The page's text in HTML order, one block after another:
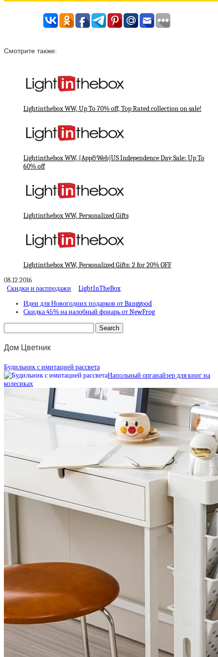
Смотрите также:
Lightinthebox WW, Up To 70% off, Top Rated collection on sale!
Lightinthebox WW, [App&Web]US Independence Day Sale: Up To
60% off
Lightinthebox WW, Personalized Gifts
Lightinthebox WW, Personalized Gifts: 2 for 20% OFF
08.12.2016
Скидки и распродажи
LightInTheBox
Идеи для Новогодних подарков от Banggood
Скидка 45% на налобный фонарь от NewFrog
Дом Цветник
Будильник с имитацией рассвета
Напольный органайзер для книг на
колесиках